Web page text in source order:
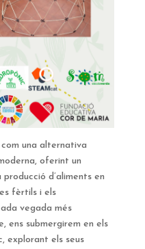
una alternativa
oferint un
d’aliments en
fèrtils i els
vegada més
ens submergirem en els
explorant els seus